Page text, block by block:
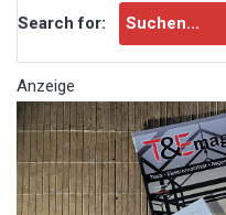
Search for:
Anzeige